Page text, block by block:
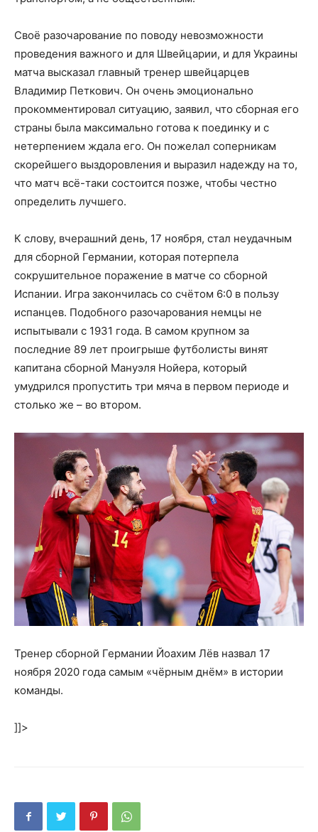
Своё разочарование по поводу невозможности
проведения важного и для Швейцарии, и для Украины
матча высказал главный тренер швейцарцев
Владимир Петкович. Он очень эмоционально
прокомментировал ситуацию, заявил, что сборная его
страны была максимально готова к поединку и с
нетерпением ждала его. Он пожелал соперникам
скорейшего выздоровления и выразил надежду на то,
что матч всё-таки состоится позже, чтобы честно
определить лучшего.
К слову, вчерашний день, 17 ноября, стал неудачным
для сборной Германии, которая потерпела
сокрушительное поражение в матче со сборной
Испании. Игра закончилась со счётом 6:0 в пользу
испанцев. Подобного разочарования немцы не
испытывали с 1931 года. В самом крупном за
последние 89 лет проигрыше футболисты винят
капитана сборной Мануэля Нойера, который
умудрился пропустить три мяча в первом периоде и
столько же – во втором.
Тренер сборной Германии Йоахим Лёв назвал 17
ноября 2020 года самым «чёрным днём» в истории
команды.
]]>